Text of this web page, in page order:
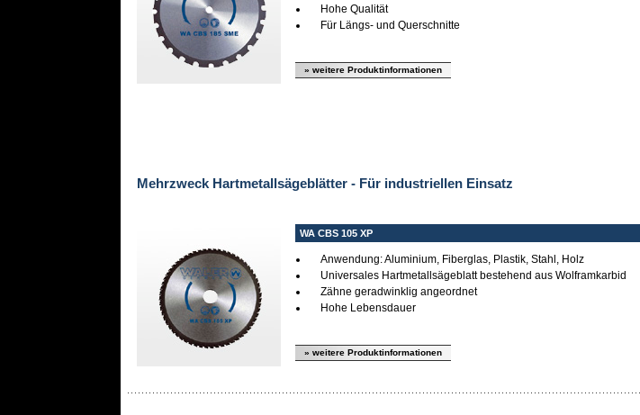
Hohe Qualität
Für Längs- und Querschnitte
» weitere Produktinformationen
Mehrzweck Hartmetallsägeblätter - Für industriellen Einsatz
WA CBS 105 XP
Anwendung: Aluminium, Fiberglas, Plastik, Stahl, Holz
Universales Hartmetallsägeblatt bestehend aus Wolframkarbid
Zähne geradwinklig angeordnet
Hohe Lebensdauer
» weitere Produktinformationen